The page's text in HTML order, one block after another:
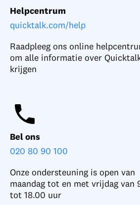
Helpcentrum
quicktalk.com/help
Raadpleeg ons online
om alle informatie over
krijgen
Bel ons
020 80 90 100
Onze ondersteuning is open van
maandag tot en met vrijdag van
tot 18.00 uur